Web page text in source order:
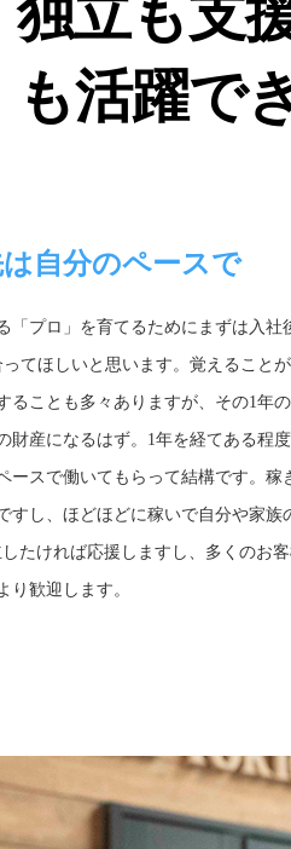
独立も支
も活躍で
自分のペースで
「プロ」を育てるためにまずは入社
てほしいと思います。覚えることが
ることも多々ありますが、その1年の
財産になるはず。1年を経てある程度
ースで働いてもらって結構です。稼
すし、ほどほどに稼いで自分や家族
たければ応援しますし、多くのお
り歓迎します。